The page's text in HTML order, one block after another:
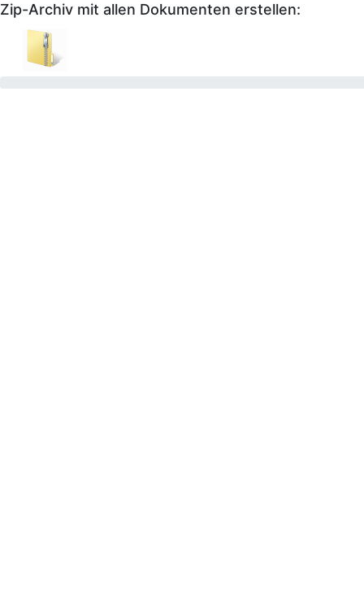
Zip-Archiv mit allen Dokumenten erstellen: